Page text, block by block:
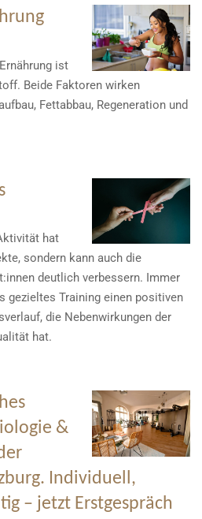
ist
Beide Faktoren wirken
Fettabbau, Regeneration und
hat
sondern kann auch die
deutlich verbessern. Immer
gezieltes Training einen positiven
die Nebenwirkungen der
hat.
&
Individuell,
– jetzt Erstgespräch